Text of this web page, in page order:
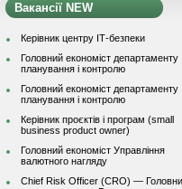
Вакансії NEW
Керівник центру ІТ-безпеки
Головний економіст департаменту
планування і контролю
Головний економіст департаменту
планування і контролю
Керівник проєктів і програм (small
business product owner)
Головний економіст Управління
валютного нагляду
Chief Risk Officer (CRO) —